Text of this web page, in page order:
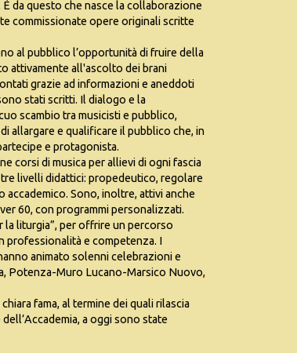
da questo che nasce la collaborazione
commissionate opere originali scritte
al pubblico l’opportunità di fruire della
attivamente all'ascolto dei brani
grazie ad informazioni e aneddoti
stati scritti. Il dialogo e la
scambio tra musicisti e pubblico,
allargare e qualificare il pubblico che, in
e protagonista.
corsi di musica per allievi di ogni fascia
livelli didattici: propedeutico, regolare
Sono, inoltre, attivi anche
60, con programmi personalizzati.
la liturgia”, per offrire un percorso
professionalità e competenza. I
animato solenni celebrazioni e
Potenza-Muro Lucano-Marsico Nuovo,
fama, al termine dei quali rilascia
a oggi sono state